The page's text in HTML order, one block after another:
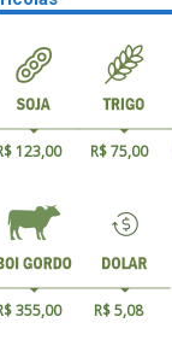
123,00 R$ 75,00
355,00 R$ 5,08